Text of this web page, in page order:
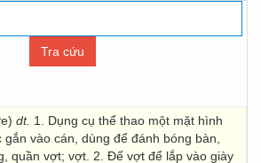
e) dt. 1. Dụng cụ thể thao một mặt hình
gắn vào cán, dùng để đánh bóng bàn,
quần vợt; vợt. 2. Đế vợt để lắp vào giày